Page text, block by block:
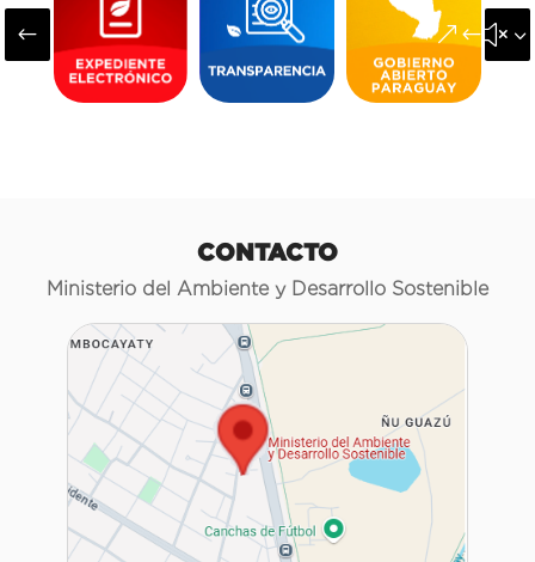
#
CONTACTO
Ministerio del Ambiente y Desarrollo Sostenible